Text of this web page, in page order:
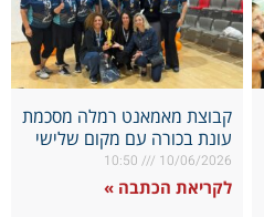
קבוצת מאמאנט רמלה מסכמת
עונת בכורה עם מקום שלישי
10/06/2026
לקריאת הכתבה »